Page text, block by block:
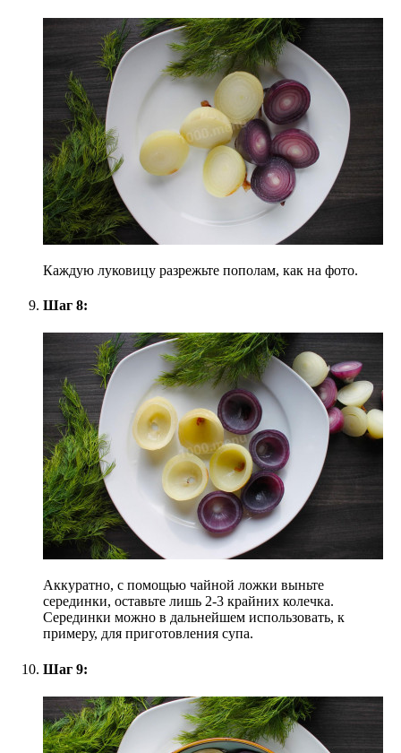
Каждую луковицу разрежьте пополам, как на фото.
Шаг 8:
Аккуратно, с помощью чайной ложки выньте
серединки, оставьте лишь 2-3 крайних колечка.
Серединки можно в дальнейшем использовать, к
примеру, для приготовления супа.
Шаг 9: